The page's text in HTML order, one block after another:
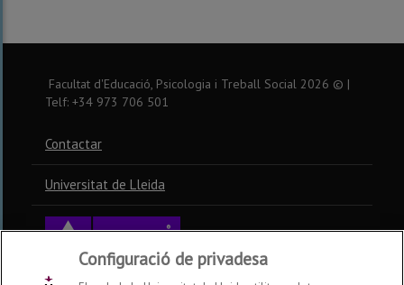
Facultat d'Educació, Psicologia i Treball Social 2026 © |
Telf: +34 973 706 501
Contactar
Universitat de Lleida
Configuració de privadesa